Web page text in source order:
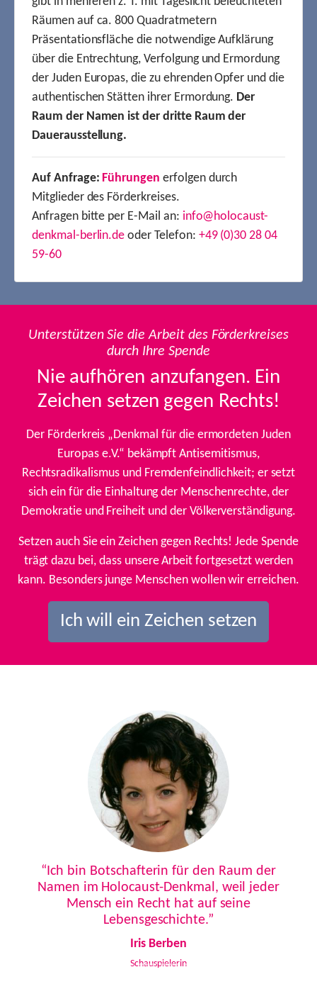
Räumen auf ca. 800 Quadratmetern
Präsentationsfläche die notwendige Aufklärung
über die Entrechtung, Verfolgung und Ermordung
der Juden Europas, die zu ehrenden Opfer und die
authentischen Stätten ihrer Ermordung. Der
Raum der Namen ist der dritte Raum der
Dauerausstellung.
Auf Anfrage: Führungen erfolgen durch
Mitglieder des Förderkreises.
Anfragen bitte per E-Mail an: info@holocaust-
denkmal-berlin.de oder Telefon: +49 (0)30 28 04
59-60
Unterstützen Sie die Arbeit des Förderkreises
durch Ihre Spende
Nie aufhören anzufangen. Ein
Zeichen setzen gegen Rechts!
Der Förderkreis „Denkmal für die ermordeten Juden
Europas e.V.“ bekämpft Antisemitismus,
Rechtsradikalismus und Fremdenfeindlichkeit; er setzt
sich ein für die Einhaltung der Menschenrechte, der
Demokratie und Freiheit und der Völkerverständigung.
Setzen auch Sie ein Zeichen gegen Rechts! Jede Spende
trägt dazu bei, dass unsere Arbeit fortgesetzt werden
kann. Besonders junge Menschen wollen wir erreichen.
Ich will ein Zeichen setzen
“Ich bin Botschafterin für den Raum der
Namen im Holocaust-Denkmal, weil jeder
Mensch ein Recht hat auf seine
Lebensgeschichte.”
Iris Berben
Schauspielerin